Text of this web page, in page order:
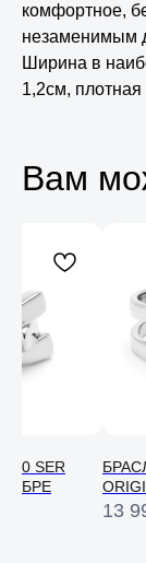
комфортное,
незаменимым
Ширина в
1,2см, плотная
Вам
SER
13